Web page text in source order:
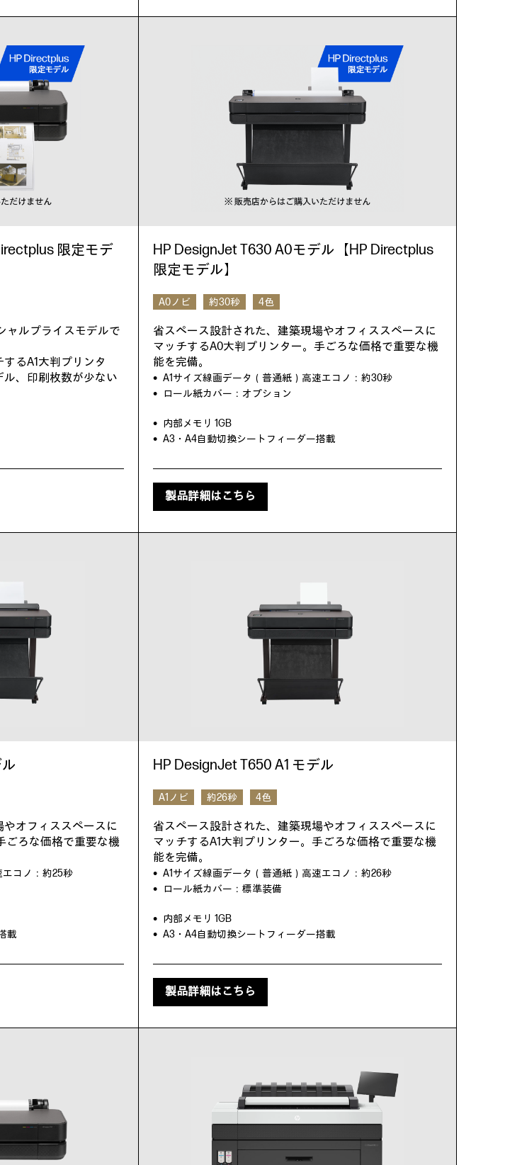
限定モデ
ャルプライスモデルで
るA1大判プリンタ
、印刷枚数が少ない
HP DesignJet T630 A0モデル【HP Directplus
限定モデル】
A0ノビ 約30秒 4色
省スペース設計された、建築現場やオフィススペースに
マッチするA0大判プリンター。手ごろな価格で重要な機
能を完備。
A1サイズ線画データ（普通紙）高速エコノ：約30秒
ロール紙カバー：オプション
内部メモリ 1GB
A3・A4自動切換シートフィーダー搭載
製品詳細はこちら
オフィススペースに
ごろな価格で重要な機
コノ：約25秒
載
HP DesignJet T650 A1 モデル
A1ノビ 約26秒 4色
省スペース設計された、建築現場やオフィススペースに
マッチするA1大判プリンター。手ごろな価格で重要な機
能を完備。
A1サイズ線画データ（普通紙）高速エコノ：約26秒
ロール紙カバー：標準装備
内部メモリ 1GB
A3・A4自動切換シートフィーダー搭載
製品詳細はこちら